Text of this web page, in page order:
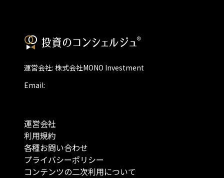
運営会社: 株式会社MONO Investment
Email:
運営会社
利用規約
各種お問い合わせ
プライバシーポリシー
コンテンツの二次利用について